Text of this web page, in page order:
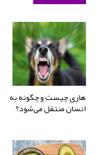
هاری چیست و چگونه به
انسان منتقل می‌شود؟